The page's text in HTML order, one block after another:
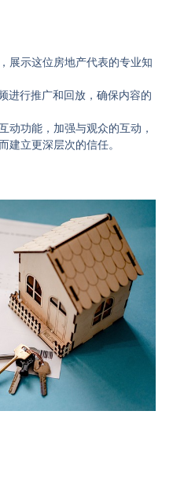
展示这位房地产代表的专业知
进行推广和回放，确保内容的
动功能，加强与观众的互动，
建立更深层次的信任。